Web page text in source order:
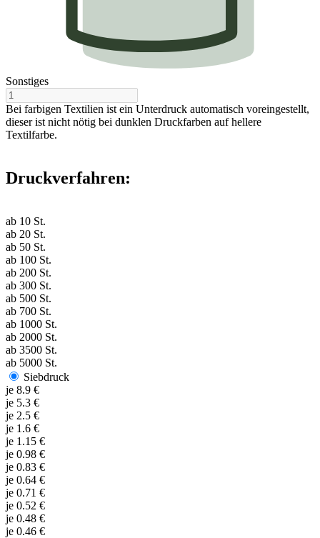
Sonstiges
Bei farbigen Textilien ist ein Unterdruck automatisch voreingestellt,
dieser ist nicht nötig bei dunklen Druckfarben auf hellere
Textilfarbe.
Druckverfahren:
ab 10 St.
ab 20 St.
ab 50 St.
ab 100 St.
ab 200 St.
ab 300 St.
ab 500 St.
ab 700 St.
ab 1000 St.
ab 2000 St.
ab 3500 St.
ab 5000 St.
Siebdruck
je 8.9 €
je 5.3 €
je 2.5 €
je 1.6 €
je 1.15 €
je 0.98 €
je 0.83 €
je 0.64 €
je 0.71 €
je 0.52 €
je 0.48 €
je 0.46 €